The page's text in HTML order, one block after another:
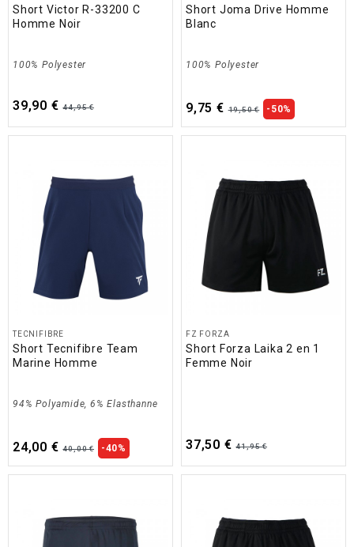
Short Victor R-33200 C
Homme Noir
100% Polyester
39,90 € 44,95 €
Short Joma Drive Homme
Blanc
100% Polyester
9,75 € 19,50 € -50%
TECNIFIBRE
Short Tecnifibre Team
Marine Homme
94% Polyamide, 6% Elasthanne
24,00 € 40,00 € -40%
FZ FORZA
Short Forza Laika 2 en 1
Femme Noir
37,50 € 41,95 €